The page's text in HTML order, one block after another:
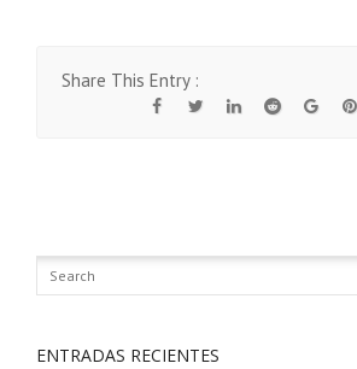
Share This Entry :
ENTRADAS RECIENTES